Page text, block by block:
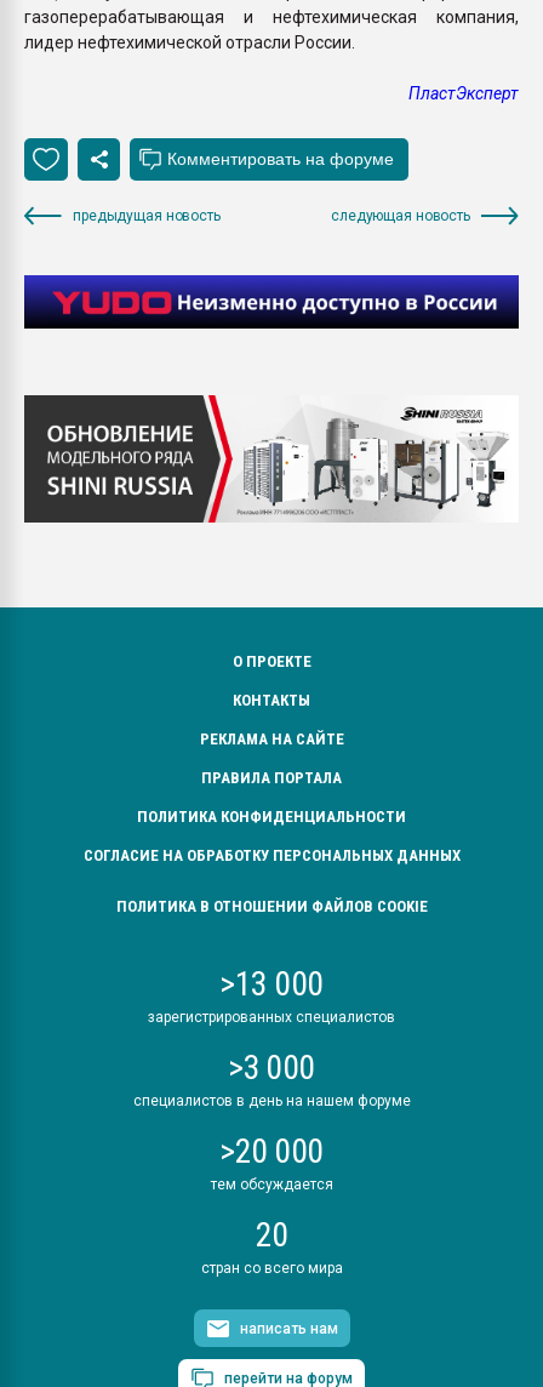
газоперерабатывающая и нефтехимическая компания,
лидер нефтехимической отрасли России.
ПластЭксперт
предыдущая новость следующая новость
О ПРОЕКТЕ
КОНТАКТЫ
РЕКЛАМА НА САЙТЕ
ПРАВИЛА ПОРТАЛА
ПОЛИТИКА КОНФИДЕНЦИАЛЬНОСТИ
СОГЛАСИЕ НА ОБРАБОТКУ ПЕРСОНАЛЬНЫХ ДАННЫХ
ПОЛИТИКА В ОТНОШЕНИИ ФАЙЛОВ COOKIE
>13 000
зарегистрированных специалистов
>3 000
специалистов в день на нашем форуме
>20 000
тем обсуждается
20
стран со всего мира
написать нам
перейти на форум